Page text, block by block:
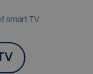
smart TV.